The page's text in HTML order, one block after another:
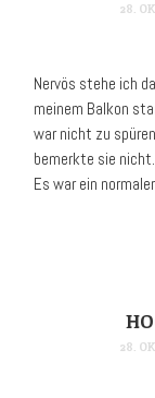
28.
Nervös stehe ich
meinem Balkon
war nicht zu
bemerkte sie
Es war ein
28.